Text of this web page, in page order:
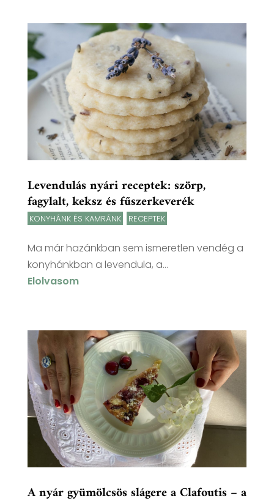
Levendulás nyári receptek: szörp,
fagylalt, keksz és fűszerkeverék
KONYHÁNK ÉS KAMRÁNK RECEPTEK
Ma már hazánkban sem ismeretlen vendég a
konyhánkban a levendula, a...
Elolvasom
A nyár gyümölcsös slágere a Clafoutis – a